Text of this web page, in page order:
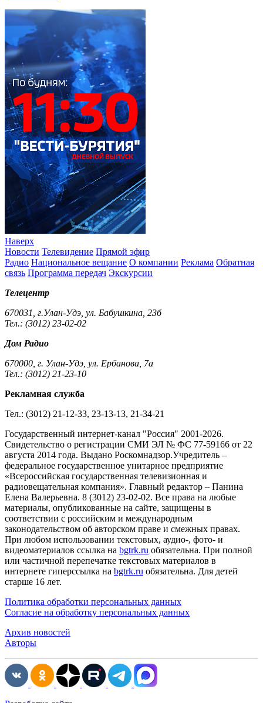
Наверх
Новости Телевидение Прямой эфир
Радио Национальное вещание О компании Реклама Обратная
связь Программа передач Экскурсии
Телецентр
670031, г.Улан-Удэ, ул. Бабушкина, 23б
Тел.: (3012) 23-02-02
Дом Радио
670000, г. Улан-Удэ, ул. Ербанова, 7а
Тел.: (3012) 21-23-10
Рекламная служба
Тел.: (3012) 21-12-33, 23-13-13, 21-34-21
Государственный интернет-канал "Россия" 2001-2026.
Cвидетельство о регистрации СМИ ЭЛ № ФС 77-59166 от 22
августа 2014 года. Выдано Роскомнадзор.Учредитель –
федеральное государственное унитарное предприятие
«Всероссийская государственная телевизионная и
радиовещательная компания». Главный редактор – Панина
Елена Валерьевна. 8 (3012) 23-02-02. Все права на любые
материалы, опубликованные на сайте, защищены в
соответствии с российским и международным
законодательством об авторском праве и смежных правах.
При любом использовании текстовых, аудио-, фото- и
видеоматериалов ссылка на bgtrk.ru обязательна. При полной
или частичной перепечатке текстовых материалов в
интернете гиперссылка на bgtrk.ru обязательна. Для детей
старше 16 лет.
Политика обработки персональных данных
Согласие на обработку персональных данных
Архив новостей
Авторы